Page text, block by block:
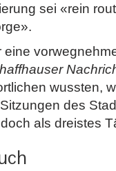
sei «rein
wussten,
des
als dreistes